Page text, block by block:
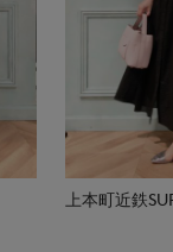
上本町近鉄